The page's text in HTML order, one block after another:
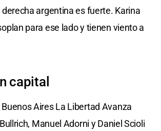
argentina es fuerte. Karina
para ese lado y tienen viento a
capital
Buenos Aires La Libertad Avanza
Manuel Adorni y Daniel Scioli